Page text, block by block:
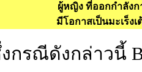
ผู้หญิง ที่ออกกำลัง
มีโอกาสเป็นมะเร็ง
กรณีดังกล่าวนี้